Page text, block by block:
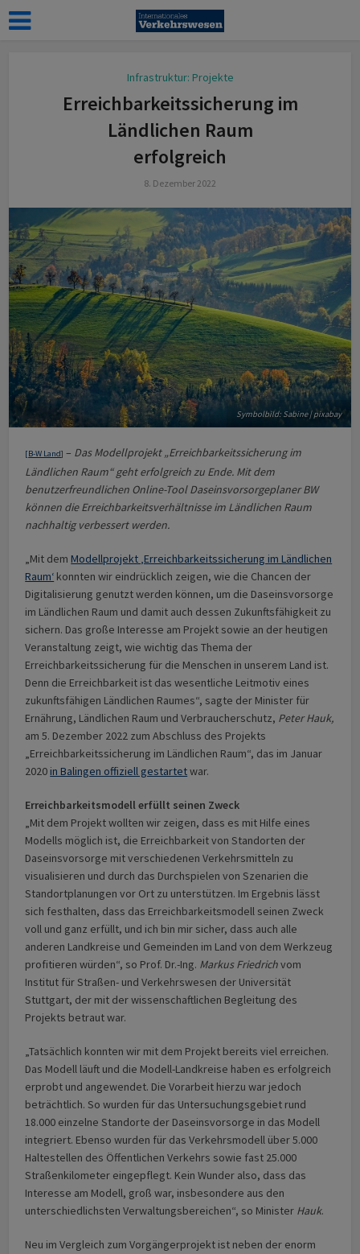
Infrastruktur: Projekte
Erreichbarkeitssicherung im
Ländlichen Raum
erfolgreich
8. Dezember 2022
Symbolbild: Sabine | pixabay
[B-W Land] – Das Modellprojekt „Erreichbarkeitssicherung im
Ländlichen Raum“ geht erfolgreich zu Ende. Mit dem
benutzerfreundlichen Online-Tool Daseinsvorsorgeplaner BW
können die Erreichbarkeitsverhältnisse im Ländlichen Raum
nachhaltig verbessert werden.
„Mit demModellprojekt ‚Erreichbarkeitssicherung im Ländlichen
Raum‘ konnten wir eindrücklich zeigen, wie die Chancen der
Digitalisierung genutzt werden können, um die Daseinsvorsorge
im Ländlichen Raum und damit auch dessen Zukunftsfähigkeit zu
sichern. Das große Interesse am Projekt sowie an der heutigen
Veranstaltung zeigt, wie wichtig das Thema der
Erreichbarkeitssicherung für die Menschen in unserem Land ist.
Denn die Erreichbarkeit ist das wesentliche Leitmotiv eines
zukunftsfähigen Ländlichen Raumes“, sagte der Minister für
Ernährung, Ländlichen Raum und Verbraucherschutz, Peter Hauk,
am 5. Dezember 2022 zum Abschluss des Projekts
„Erreichbarkeitssicherung im Ländlichen Raum“, das im Januar
2020in Balingen offiziell gestartetwar.
Erreichbarkeitsmodell erfüllt seinen Zweck
„Mit dem Projekt wollten wir zeigen, dass es mit Hilfe eines
Modells möglich ist, die Erreichbarkeit von Standorten der
Daseinsvorsorge mit verschiedenen Verkehrsmitteln zu
visualisieren und durch das Durchspielen von Szenarien die
Standortplanungen vor Ort zu unterstützen. Im Ergebnis lässt
sich festhalten, dass das Erreichbarkeitsmodell seinen Zweck
voll und ganz erfüllt, und ich bin mir sicher, dass auch alle
anderen Landkreise und Gemeinden im Land von dem Werkzeug
profitieren würden“, so Prof. Dr.-Ing. Markus Friedrichvom
Institut für Straßen- und Verkehrswesen der Universität
Stuttgart, der mit der wissenschaftlichen Begleitung des
Projekts betraut war.
„Tatsächlich konnten wir mit dem Projekt bereits viel erreichen.
Das Modell läuft und die Modell-Landkreise haben es erfolgreich
erprobt und angewendet. Die Vorarbeit hierzu war jedoch
beträchtlich. So wurden für das Untersuchungsgebiet rund
18.000 einzelne Standorte der Daseinsvorsorge in das Modell
integriert. Ebenso wurden für das Verkehrsmodell über 5.000
Haltestellen des Öffentlichen Verkehrs sowie fast 25.000
Straßenkilometer eingepflegt. Kein Wunder also, dass das
Interesse am Modell, groß war, insbesondere aus den
unterschiedlichsten Verwaltungsbereichen“, so Minister Hauk.
Neu im Vergleich zum Vorgängerprojekt ist neben der enorm